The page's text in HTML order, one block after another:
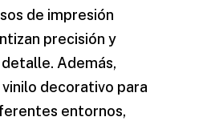
de impresión
precisión y
Además,
vinilo decorativo para
entornos,